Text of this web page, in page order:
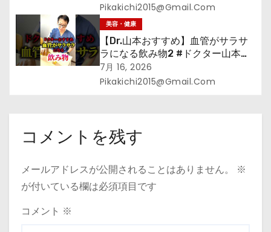
Pikakichi2015@gmail.com
美容・健康
【Dr.山本おすすめ】血管がサラサ
ラになる飲み物2 #ドクター山本
#Dr.山本#緑茶
7月 16, 2026
Pikakichi2015@gmail.com
コメントを残す
メールアドレスが公開されることはありません。
※
が付いている欄は必須項目です
コメント ※